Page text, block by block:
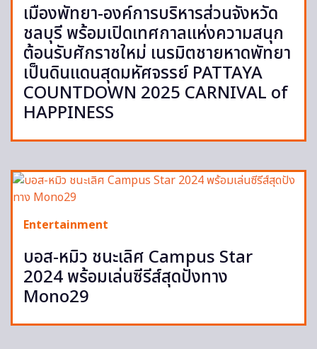
เมืองพัทยา-องค์การบริหารส่วนจังหวัด
ชลบุรี พร้อมเปิดเทศกาลแห่งความสนุก
ต้อนรับศักราชใหม่ เนรมิตชายหาดพัทยา
เป็นดินแดนสุดมหัศจรรย์ PATTAYA
COUNTDOWN 2025 CARNIVAL of
HAPPINESS
Entertainment
บอส-หมิว ชนะเลิศ Campus Star
2024 พร้อมเล่นซีรีส์สุดปังทาง
Mono29